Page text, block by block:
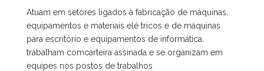
Atuam em setores ligados à fabricação de máquinas,
equipamentos e materiais elé tricos e de máquinas
para escritório e equipamentos de informática.
trabalham comcarteira assinada e se organizam em
equipes nos postos de trabalhos